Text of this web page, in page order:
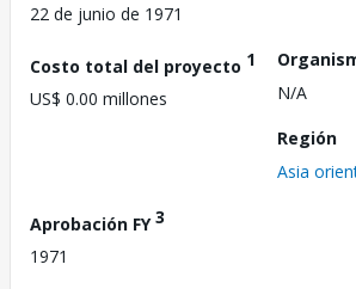
22 de junio de 1971
Costo total del proyecto 1
US$ 0.00 millones
N/A
Región
Asia
Aprobación FY3
1971